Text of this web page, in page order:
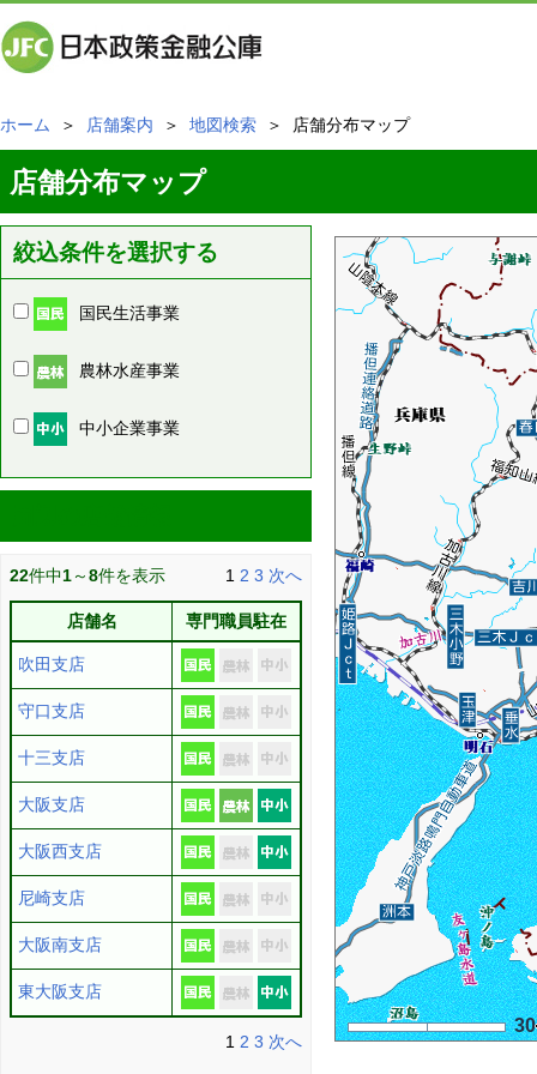
ホーム ＞ 店舗案内 ＞ 地図検索 ＞ 店舗分布マップ
店舗分布マップ
絞込条件を選択する
国民生活事業
農林水産事業
中小企業事業
22件中1～8件を表示 1 2 3 次へ
店舗名 専門職員駐在
吹田支店
守口支店
十三支店
大阪支店
大阪西支店
尼崎支店
大阪南支店
東大阪支店
1 2 3 次へ